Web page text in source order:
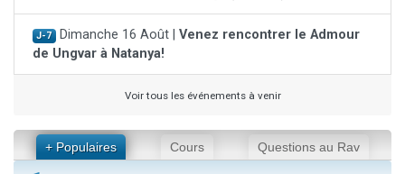
J-7 Dimanche 16 Août | Venez rencontrer le Admour
de Ungvar à Natanya!
Voir tous les événements à venir
+ Populaires Cours Questions au Rav